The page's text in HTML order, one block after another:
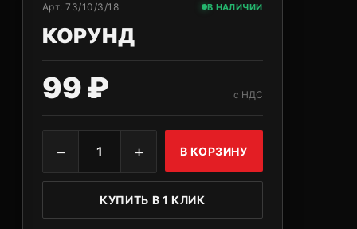
Арт:73/10/3/18 В НАЛИЧИИ
КОРУНД
99 ₽ с НДС
− 1 + В КОРЗИНУ
КУПИТЬ В 1 КЛИК